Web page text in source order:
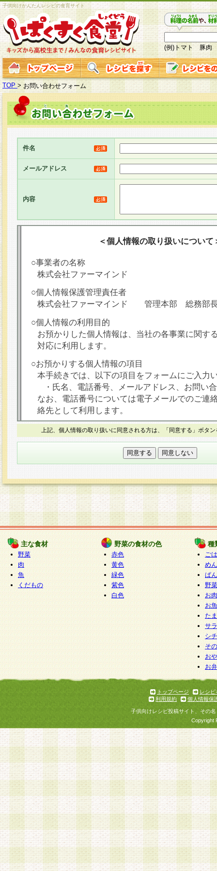
子供向けかんたんレシピの食育サイト
(例)トマト 豚肉
TOP > お問い合わせフォーム
件名
メールアドレス
内容
＜個人情報の取り扱いについて
○事業者の名称
株式会社ファーマインド
○個人情報保護管理責任者
株式会社ファーマインド 管理本部 総務部
○個人情報の利用目的
お預かりした個人情報は、当社の各事業に関す
対応に利用します。
○お預かりする個人情報の項目
本手続きでは、以下の項目をフォームにご入力
・氏名、電話番号、メールアドレス、お問い
なお、電話番号については電子メールでのご連
絡先として利用します。
○本人が容易に認識できない方法による個人情報
本フォームでは、セッション管理のためCookie
○個人情報の第三者提供について
力いただく個人情報は第三者に提供しません。
○個人情報の委託について
個人情報の取り扱いを外部に委託する場合は、
情報管理基準を満たす企業を選定して委託を行
が行われるよう監督します。
○開示対象個人情報の開示等および問い合わせ窓口
本人からの求めにより、当社が本件により取得
報の利用目的の通知・開示・内容の訂正・追加
停止・消去及び第三者への提供の禁止（以下、
といいます。）に応じます。
開示等に応じる窓口は以下になります。
ぱくすく食堂個人情報お客様相談窓口 paku-
m
個人情報を与えることは任意ですが、個人情報
意をいただけない場合には、当社のサービスの
お問い合わせ・ご相談への対応ができない場合
上記、個人情報の取り扱いに同意される方は、「同意する」ボタ
主な食材
野菜
肉
魚
くだもの
野菜の食材の色
赤色
黄色
緑色
紫色
白色
種
ご
めん
ぱん
野
お
お
た
サ
シ
そ
お
お
トップページ
レシピ
利用規約
個人情報保
子供向けレシピ投稿サイト、その
Copyright